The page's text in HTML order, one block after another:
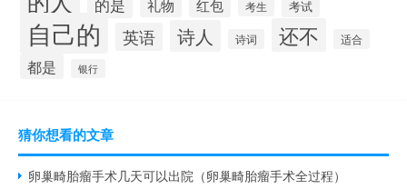
的是 礼物 红包 考生 考试
自己的 英语 诗人 诗词 还不 适合
都是 银行
猜你想看的文章
卵巢畸胎瘤手术几天可以出院（卵巢畸胎瘤手术全过程）